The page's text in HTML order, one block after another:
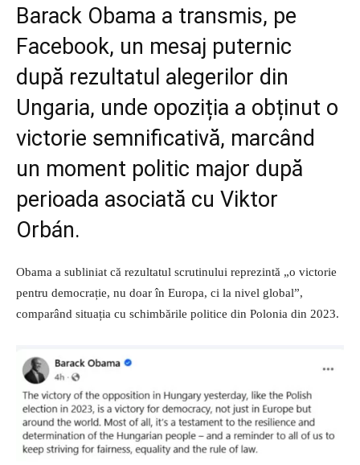
Barack Obama a transmis, pe
Facebook, un mesaj puternic
după rezultatul alegerilor din
Ungaria, unde opoziția a obținut o
victorie semnificativă, marcând
un moment politic major după
perioada asociată cu Viktor
Orbán.
Obama a subliniat că rezultatul scrutinului reprezintă „o victorie
pentru democrație, nu doar în Europa, ci la nivel global”,
comparând situația cu schimbările politice din Polonia din 2023.